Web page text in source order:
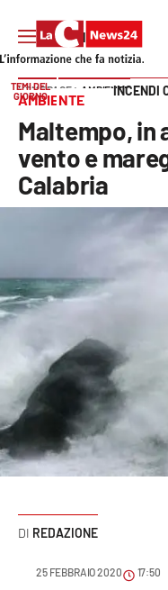
SEZIONI
Cronaca
Attualità
Italia Mondo
Sanità
Sport
Vai
TEMI DEL
GIORNO
INCENDI
HOME PAGE AMBIENTE
AMBIENTE
Maltempo, in
vento e
Calabria
REDAZIONE
25 FEBBRAIO 2020 17:50